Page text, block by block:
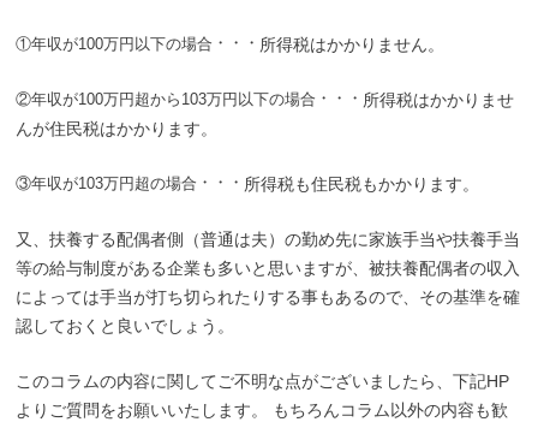
①年収が100万円以下の場合 ・・・ 所得税はかかりません。
②年収が100万円超から103万円以下の場合 ・・・ 所得税はかかりませ
んが住民税はかかります。
③年収が103万円超の場合 ・・・ 所得税も住民税もかかります。
又、扶養する配偶者側（普通は夫）の勤め先に家族手当や扶養手当
等の給与制度がある企業も多いと思いますが、被扶養配偶者の収入
によっては手当が打ち切られたりする事もあるので、その基準を確
認しておくと良いでしょう。
このコラムの内容に関してご不明な点がございましたら、下記HP
よりご質問をお願いいたします。 もちろんコラム以外の内容も歓